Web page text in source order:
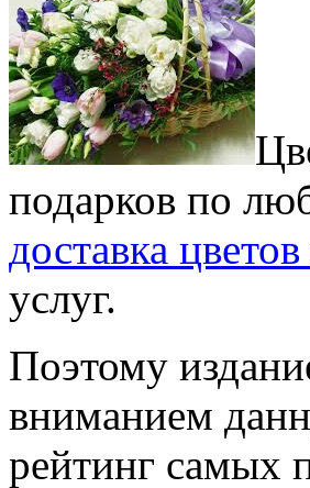
подарков по
доставка
услуг.
Поэтому
вниманием
рейтинг самых